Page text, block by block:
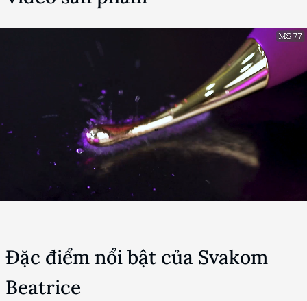
Đặc điểm nổi bật của Svakom
Beatrice